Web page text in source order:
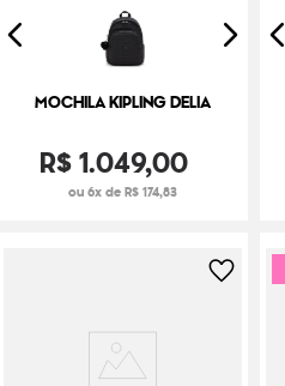
MOCHILA KIPLING DELIA
R$1.049,00
ou 6x de R$ 174,83